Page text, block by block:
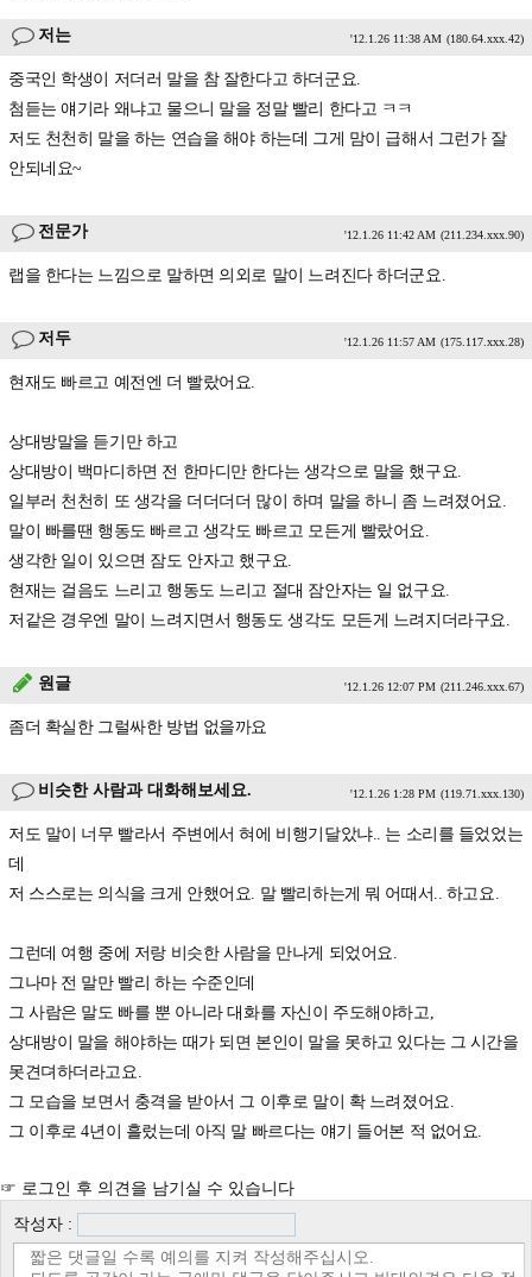
저는 '12.1.26 11:38 AM (180.64.xxx.42)
중국인 학생이 저더러 말을 참 잘한다고 하더군요.
첨듣는 얘기라 왜냐고 물으니 말을 정말 빨리 한다고 ㅋㅋ
저도 천천히 말을 하는 연습을 해야 하는데 그게 맘이 급해서 그런가 잘
안되네요~
전문가 '12.1.26 11:42 AM (211.234.xxx.90)
랩을 한다는 느낌으로 말하면 의외로 말이 느려진다 하더군요.
저두 '12.1.26 11:57 AM (175.117.xxx.28)
현재도 빠르고 예전엔 더 빨랐어요.
상대방말을 듣기만 하고
상대방이 백마디하면 전 한마디만 한다는 생각으로 말을 했구요.
일부러 천천히 또 생각을 더더더더 많이 하며 말을 하니 좀 느려졌어요.
말이 빠를땐 행동도 빠르고 생각도 빠르고 모든게 빨랐어요.
생각한 일이 있으면 잠도 안자고 했구요.
현재는 걸음도 느리고 행동도 느리고 절대 잠안자는 일 없구요.
저같은 경우엔 말이 느려지면서 행동도 생각도 모든게 느려지더라구요.
원글 '12.1.26 12:07 PM (211.246.xxx.67)
좀더 확실한 그럴싸한 방법 없을까요
비슷한 사람과 대화해보세요. '12.1.26 1:28 PM (119.71.xxx.130)
저도 말이 너무 빨라서 주변에서 혀에 비행기달았냐.. 는 소리를 들었었는
데
저 스스로는 의식을 크게 안했어요. 말 빨리하는게 뭐 어때서.. 하고요.
그런데 여행 중에 저랑 비슷한 사람을 만나게 되었어요.
그나마 전 말만 빨리 하는 수준인데
그 사람은 말도 빠를 뿐 아니라 대화를 자신이 주도해야하고,
상대방이 말을 해야하는 때가 되면 본인이 말을 못하고 있다는 그 시간을
못견뎌하더라고요.
그 모습을 보면서 충격을 받아서 그 이후로 말이 확 느려졌어요.
그 이후로 4년이 흘렀는데 아직 말 빠르다는 얘기 들어본 적 없어요.
☞ 로그인 후 의견을 남기실 수 있습니다
작성자 :